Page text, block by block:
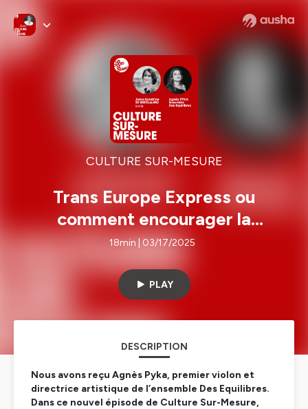
CULTURE SUR-MESURE
Trans Europe Express ou
comment encourager la
composition contemporaine
féminine – Avec Agnès Pyka,
Ensemble Des Equilibres
18min | 03/17/2025
PLAY
DESCRIPTION
Nous avons reçu Agnès Pyka, premier violon et
directrice artistique de l’ensemble Des Equilibres.
Dans ce nouvel épisode de Culture Sur-Mesure,